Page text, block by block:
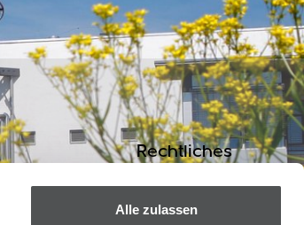
Alle zulassen
Rechtliches
Impressum
Datenschutz